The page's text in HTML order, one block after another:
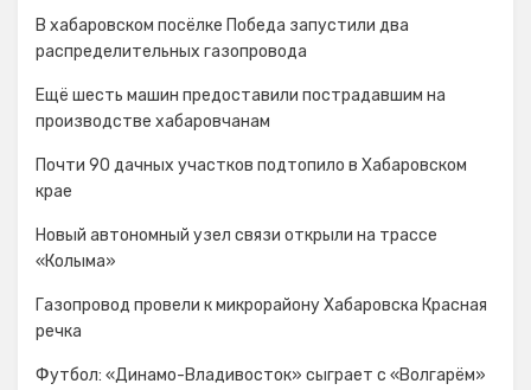
В хабаровском посёлке Победа запустили два
распределительных газопровода
Ещё шесть машин предоставили пострадавшим на
производстве хабаровчанам
Почти 90 дачных участков подтопило в Хабаровском
крае
Новый автономный узел связи открыли на трассе
«Колыма»
Газопровод провели к микрорайону Хабаровска Красная
речка
Футбол: «Динамо-Владивосток» сыграет с «Волгарём»